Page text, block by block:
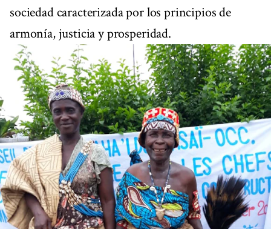
sociedad caracterizada por los principios de
armonía, justicia y prosperidad.